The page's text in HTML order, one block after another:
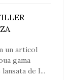
un articol
gama
de I...